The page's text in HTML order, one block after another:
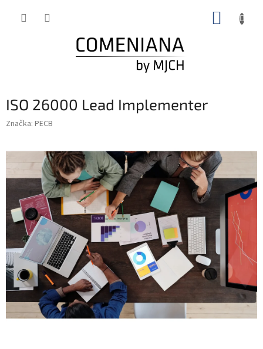
ISO 26000 Lead Implementer
Značka: PECB